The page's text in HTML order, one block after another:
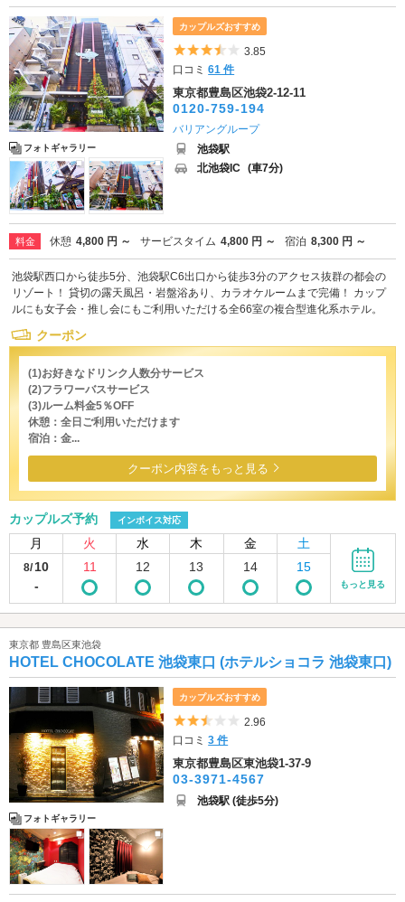
フォトギャラリー
カップルズおすすめ
5つ星のうち3.5
3.85
口コミ61 件
東京都豊島区池袋2-12-11
0120-759-194
バリアングループ
池袋駅
北池袋IC (車7分)
料金 休憩 4,800 円 ～ サービスタイム 4,800 円 ～ 宿泊 8,300 円 ～
池袋駅西口から徒歩5分、池袋駅C6出口から徒歩3分のアクセス抜群の都会の
リゾート！ 貸切の露天風呂・岩盤浴あり、カラオケルームまで完備！ カップ
ルにも女子会・推し会にもご利用いただける全66室の複合型進化系ホテル。
クーポン
(1)お好きなドリンク人数分サービス
(2)フラワーバスサービス
(3)ルーム料金5％OFF
休憩：全日ご利用いただけます
宿泊：金...
クーポン内容をもっと見る
カップルズ予約 インボイス対応
月 火 水 木 金 土
8/ 10
-
11 12 13 14 15
もっと見る
東京都 豊島区東池袋
HOTEL CHOCOLATE 池袋東口 (ホテルショコラ 池袋東口)
フォトギャラリー
カップルズおすすめ
5つ星のうち2.5
2.96
口コミ3 件
東京都豊島区東池袋1-37-9
03-3971-4567
池袋駅 (徒歩5分)